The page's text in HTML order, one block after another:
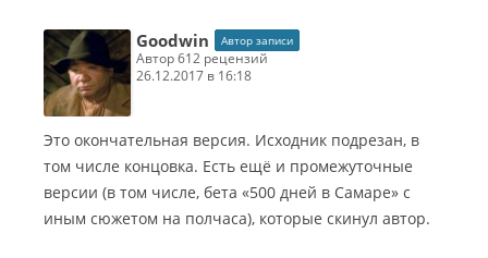
Goodwin Автор записи
автор 612 рецензий
26.12.2017 в 16:18
Это окончательная версия. Исходник подрезан, в
том числе концовка. Есть ещё и промежуточные
версии (в том числе, бета «500 дней в Самаре» с
иным сюжетом на полчаса), которые скинул автор.